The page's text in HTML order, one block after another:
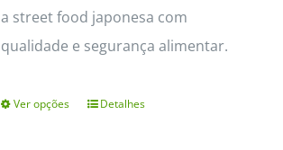
a street food japonesa com
qualidade e segurança alimentar.
Ver opções
ThisDetalhes